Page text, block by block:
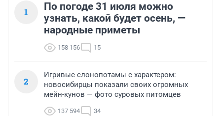
1
По погоде 31 июля можно
узнать, какой будет осень, —
народные приметы
158 156 15
2
Игривые слонопотамы с характером:
новосибирцы показали своих огромных
мейн-кунов — фото суровых питомцев
137 594 34